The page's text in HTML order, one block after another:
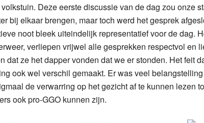
Deze eerste discussie van de dag zou onze
bij elkaar brengen, maar toch werd het gesprek
noot bleek uiteindelijk representatief voor de dag.
verliepen vrijwel alle gesprekken respectvol en
dat ze het dapper vonden dat we er stonden. Het feit
ook wel verschil gemaakt. Er was veel
de verwarring op het gezicht af te kunnen lezen
ook pro-GGO kunnen zijn.